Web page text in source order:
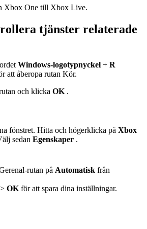
Xbox One till Xbox Live.
tjänster relaterade
Windows-logotypnyckel + R
att åberopa rutan Kör.
och klicka OK .
fönstret. Hitta och högerklicka på Xbox
sedan Egenskaper .
rutan på Automatisk från
> OK för att spara dina inställningar.